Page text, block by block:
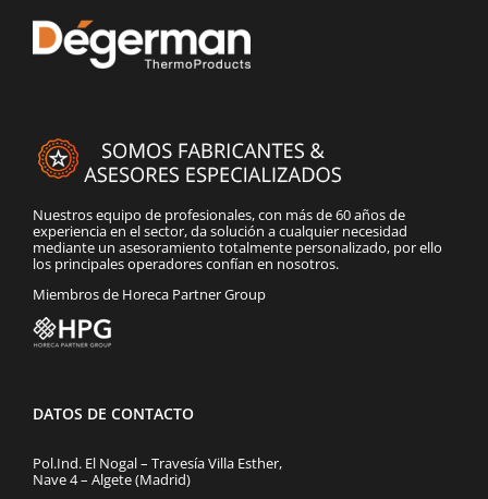
Nuestros equipo de profesionales, con más de 60 años de
experiencia en el sector, da solución a cualquier necesidad
mediante un asesoramiento totalmente personalizado, por ello
los principales operadores confían en nosotros.
Miembros de Horeca Partner Group
DATOS DE CONTACTO
Pol.Ind. El Nogal – Travesía Villa Esther,
Nave 4 – Algete (Madrid)